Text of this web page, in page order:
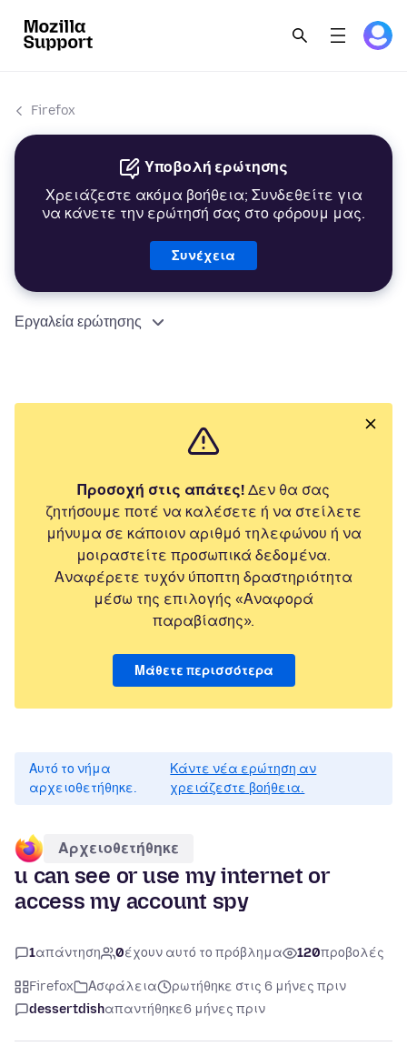
Firefox
Υποβολή ερώτησης
Χρειάζεστε ακόμα βοήθεια; Συνδεθείτε για
να κάνετε την ερώτησή σας στο φόρουμ μας.
Συνέχεια
Εργαλεία ερώτησης
Προσοχή στις απάτες! Δεν θα σας
ζητήσουμε ποτέ να καλέσετε ή να στείλετε
μήνυμα σε κάποιον αριθμό τηλεφώνου ή να
μοιραστείτε προσωπικά δεδομένα.
Αναφέρετε τυχόν ύποπτη δραστηριότητα
μέσω της επιλογής «Αναφορά
παραβίασης».
Μάθετε περισσότερα
Αυτό το νήμα
αρχειοθετήθηκε.
Κάντε νέα ερώτηση αν
χρειάζεστε βοήθεια.
Αρχειοθετήθηκε
u can see or use my internet or
access my account spy
1απάντηση 0έχουν αυτό το πρόβλημα 120προβολές
Firefox Ασφάλεια
ρωτήθηκε στις 6 μήνες πριν
dessertdishαπαντήθηκε6 μήνες πριν